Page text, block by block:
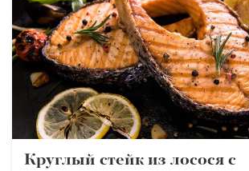
Круглый стейк из лосося с